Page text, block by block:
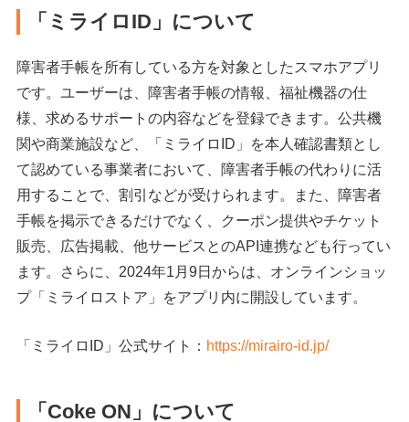
「ミライロID」について
障害者手帳を所有している方を対象としたスマホアプリ
です。ユーザーは、障害者手帳の情報、福祉機器の仕
様、求めるサポートの内容などを登録できます。公共機
関や商業施設など、「ミライロID」を本人確認書類とし
て認めている事業者において、障害者手帳の代わりに活
用することで、割引などが受けられます。また、障害者
手帳を掲示できるだけでなく、クーポン提供やチケット
販売、広告掲載、他サービスとのAPI連携なども行ってい
ます。さらに、2024年1月9日からは、オンラインショッ
プ「ミライロストア」をアプリ内に開設しています。
「ミライロID」公式サイト： https://mirairo-id.jp/
「Coke ON」について